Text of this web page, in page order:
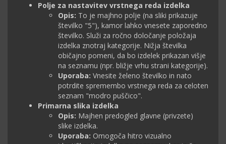
Polje za nastavitev vrstnega reda izdelka
Opis: To je majhno polje (na sliki prikazuje
številko "5"), kamor lahko vnesete zaporedno
številko. Služi za ročno določanje položaja
izdelka znotraj kategorije. Nižja številka
običajno pomeni, da bo izdelek prikazan višje
na seznamu (npr. bližje vrhu strani kategorije).
Uporaba: Vnesite želeno številko in nato
potrdite spremembo vrstnega reda za celoten
seznam "modro puščico".
Primarna slika izdelka
Opis: Majhen predogled glavne (privzete)
slike izdelka.
Uporaba: Omogoča hitro vizualno